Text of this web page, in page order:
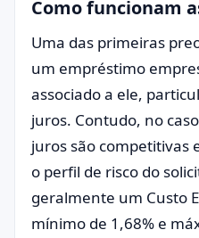
Como funcionam
Uma das primeiras
um empréstimo
associado a ele,
juros. Contudo, no
juros são competitivas
o perfil de risco do
geralmente um Custo
mínimo de 1,68% e